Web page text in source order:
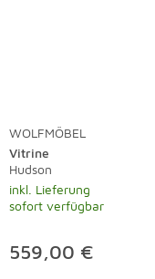
WOLFMÖBEL
Vitrine
Hudson
inkl. Lieferung
sofort verfügbar
559,00 €